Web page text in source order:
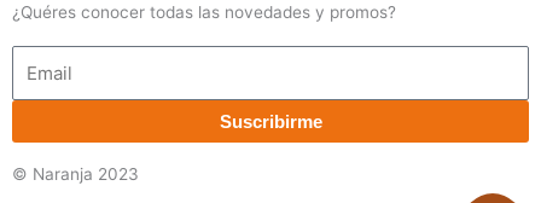
¿Quéres conocer todas las novedades y promos?
i
Suscribirme
© Naranja 2023